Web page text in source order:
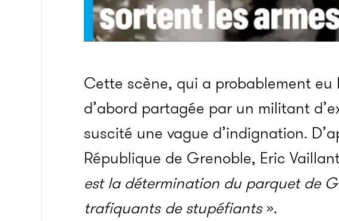
Cette scène, qui a probablement
d’abord partagée par un militant
suscité une vague d’indignation.
République de Grenoble, Eric
est la détermination du parquet de
trafiquants de stupéfiants».